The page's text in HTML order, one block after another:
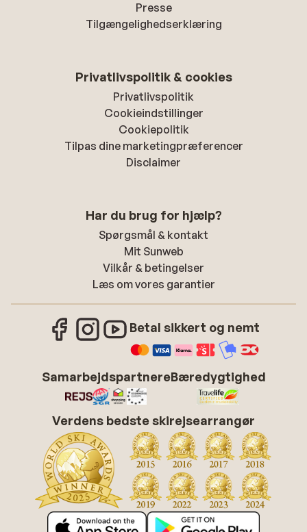
Presse
Tilgængelighedserklæring
Privatlivspolitik & cookies
Privatlivspolitik
Cookieindstillinger
Cookiepolitik
Tilpas dine marketingpræferencer
Disclaimer
Har du brug for hjælp?
Spørgsmål & kontakt
Mit Sunweb
Vilkår & betingelser
Læs om vores garantier
Betal sikkert og nemt
SamarbejdspartnereBæredygtighed
Verdens bedste skirejsearrangør